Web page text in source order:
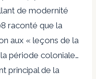
de modernité
raconté que la
aux « leçons de la
période coloniale…
principal de la